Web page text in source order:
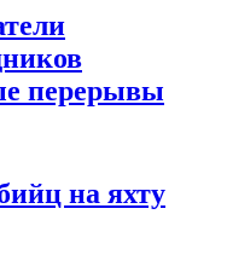
перерывы
на яхту